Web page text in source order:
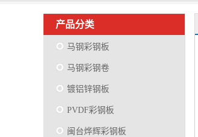
产品分类
马钢彩钢板
马钢彩钢卷
镀铝锌钢板
PVDF彩钢板
闽台烨辉彩钢板